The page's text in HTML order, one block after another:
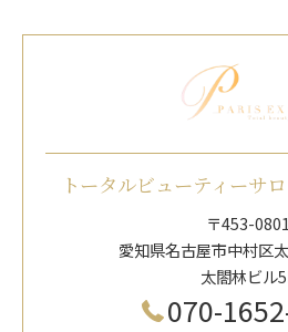
トータルビューティーサ
〒453-0801
愛知県名古屋市中村区
太閤林ビル
070-